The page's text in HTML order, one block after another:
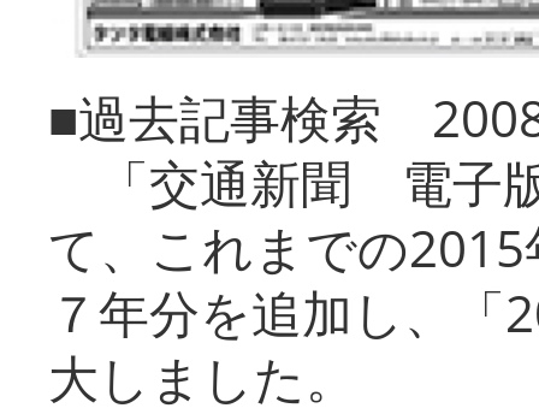
■過去記事検索
「交通新聞 電子
て、これまでの
７年分を追加し、「
大しまし